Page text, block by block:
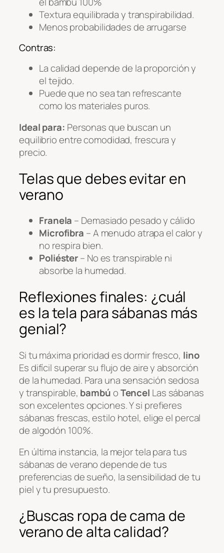
Textura equilibrada y transpirabilidad.
Menos probabilidades de arrugarse
Contras:
La calidad depende de la proporción y
el tejido.
Puede que no sea tan refrescante
como los materiales puros.
Ideal para: Personas que buscan un
equilibrio entre comodidad, frescura y
precio.
Telas que debes evitar en
verano
Franela – Demasiado pesado y cálido
Microfibra – A menudo atrapa el calor y
no respira bien.
Poliéster– No es transpirable ni
absorbe la humedad.
Reflexiones finales: ¿cuál
es la tela para sábanas más
genial?
Si tu máxima prioridad es dormir fresco, lino
Es difícil superar su flujo de aire y absorción
de la humedad. Para una sensación sedosa
y transpirable, bambúoTencel Las sábanas
son excelentes opciones. Y si prefieres
sábanas frescas, estilo hotel, elige el percal
de algodón 100%.
En última instancia, la mejor tela para tus
sábanas de verano depende de tus
preferencias de sueño, la sensibilidad de tu
piel y tu presupuesto.
¿Buscas ropa de cama de
verano de alta calidad?